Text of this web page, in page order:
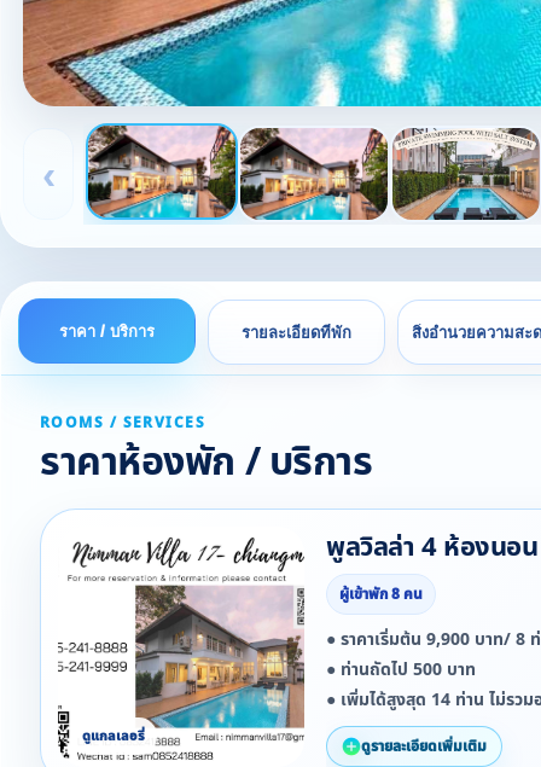
‹
ราคา / บริการ รายละเอียดที่พัก สิ่งอำนวยความสะ
ROOMS / SERVICES
ราคาห้องพัก / บริการ
พูลวิลล่า 4 ห้องนอ
ผู้เข้าพัก 8 คน
● ราคาเริ่มต้น 9,900 บาท/ 8
● ท่านถัดไป 500 บาท
● เพิ่มได้สูงสุด 14 ท่าน ไม่รวม
ดูรายละเอียดเพิ่มเติม